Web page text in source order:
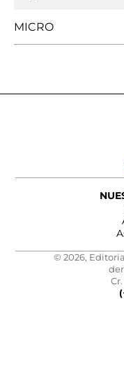
MICRO
© 2026,